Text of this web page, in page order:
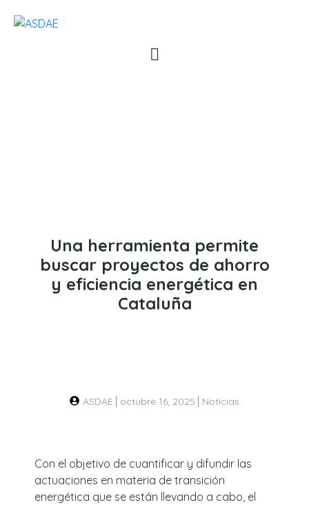
Una herramienta permite
buscar proyectos de ahorro
y eficiencia energética en
Cataluña
ASDAE octubre 16, 2025 Noticias
Con el objetivo de cuantificar y difundir las
actuaciones en materia de transición
energética que se están llevando a cabo, el